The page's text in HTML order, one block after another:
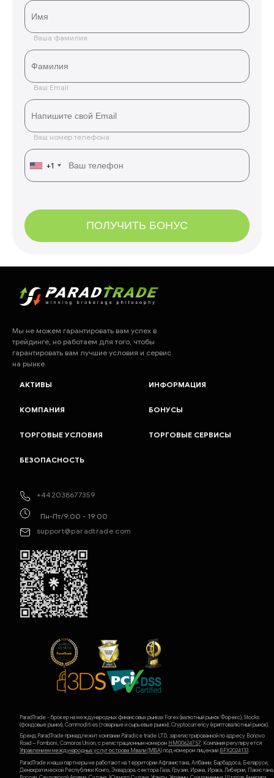
Ваша фамилия
Ваш Email
Ваш номер телефона
+1
ПОЛУЧИТЬ БОНУС
Мы не можем гарантировать вам успех в
трейдинге, но работаем для того, чтобы
гарантировать вам лучшие условия и сервис
на рынке.
+442038677359
Пн-Пт/9:00 - 19:00
support@paradtrade.com
АКТИВЫ ИНФОРМАЦИЯ
КОМПАНИЯ БОНУСЫ
ТОРГОВЫЕ УСЛОВИЯ ТОРГОВЫЕ СЕРВИСЫ
БЕЗОПАСНОСТЬ
ParadTrade - брокер на международных финансовых рынках Forex (валютный рынок Форекс), Stocks
(фондовые рынки), Commodities (товарные и сырьевые рынки), Cryptocurrency (криптовалютный рынок).
Бренд ParadTrade принадлежит компании Paradice trade LTD, зарегистрированной по адресу Bonovo
Road – Fomboni, Comoros Union, с регистрационным номером HM00624757. Компания регулируется
Управлением международных услуг острова Мвали (MlSA)под номером лицензии BFX2024133.
ParadTrade и наши партнеры не работают на территории Афганистана, Албании, Барбадоса, Беларуси,
Демократической Республики Конго, Эквадора, сектора Газа, Грузии, Ирана, Ирака, Либерии, Пакистана,